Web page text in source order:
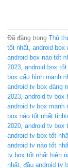
Đã đăng trong Thủ
tốt nhất android box
android box nào tốt
2023 android box
box cấu hình mạnh
android tv box đáng
2023 android tv box
android tv box mạnh
box nào tốt nhất
2020 android tv box
android tv box tốt
android tv nào tốt
tv box tốt nhất hiện
nhất đầu android tv